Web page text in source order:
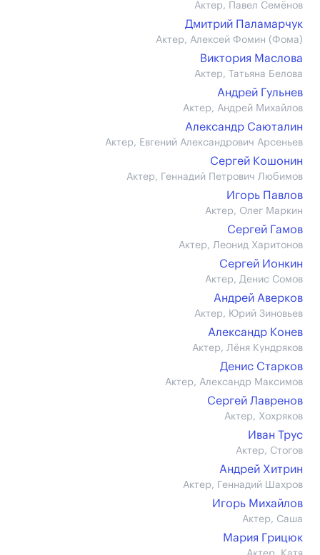
Актер, Павел Семёнов
Дмитрий Паламарчук
Актер, Алексей Фомин (Фома)
Виктория Маслова
Актер, Татьяна Белова
Андрей Гульнев
Актер, Андрей Михайлов
Александр Саюталин
Актер, Евгений Александрович Арсеньев
Сергей Кошонин
Актер, Геннадий Петрович Любимов
Игорь Павлов
Актер, Олег Маркин
Сергей Гамов
Актер, Леонид Харитонов
Сергей Ионкин
Актер, Денис Сомов
Андрей Аверков
Актер, Юрий Зиновьев
Александр Конев
Актер, Лёня Кундряков
Денис Старков
Актер, Александр Максимов
Сергей Лавренов
Актер, Хохряков
Иван Трус
Актер, Стогов
Андрей Хитрин
Актер, Геннадий Шахров
Игорь Михайлов
Актер, Саша
Мария Грицюк